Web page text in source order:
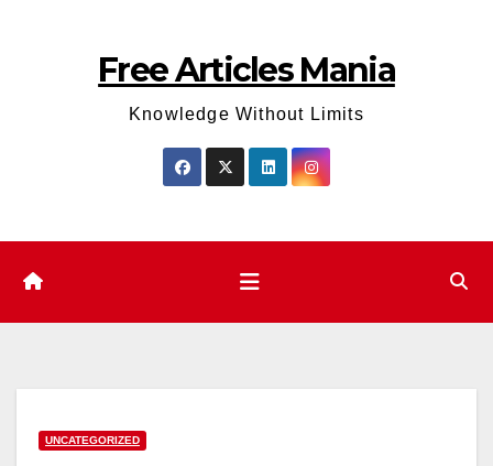
Free Articles Mania
Knowledge Without Limits
UNCATEGORIZED